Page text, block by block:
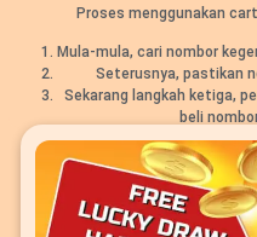
Proses menggunakan
Mula-mula, cari nombor
Seterusnya, pastikan
Sekarang langkah ketiga,
beli